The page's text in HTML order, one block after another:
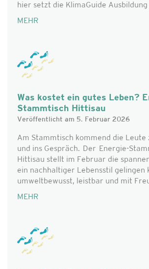
hier setzt die KlimaGuide Ausbildung
MEHR
Was kostet ein gutes Leben?
Stammtisch Hittisau
Veröffentlicht am 5. Februar 2026
Am Stammtisch kommend die Leute
und ins Gespräch. Der Energie-
Hittisau stellt im Februar die
ein nachhaltiger Lebensstil gelingen
umweltbewusst, leistbar und mit
MEHR